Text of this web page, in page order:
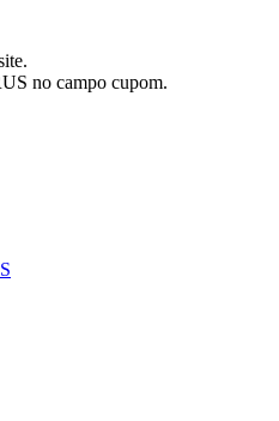
no campo cupom.